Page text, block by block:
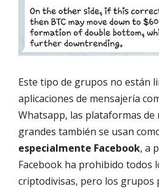
Este tipo de grupos no están
aplicaciones de mensajería
Whatsapp, las plataformas de
grandes también se usan
especialmente Facebook, a
Facebook ha prohibido todos
criptodivisas, pero los grupos